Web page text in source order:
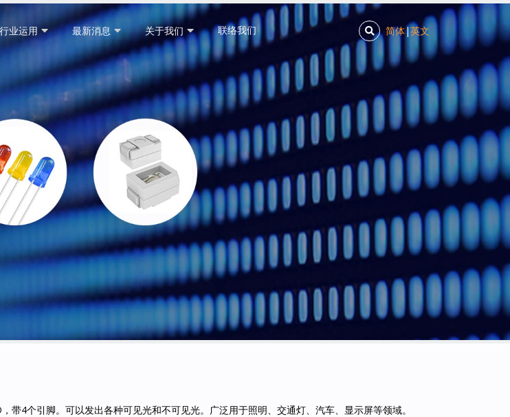
行业运用 最新消息 关于我们 联络我们 简体|英文
带4个引脚。可以发出各种可见光和不可见光。广泛用于照明、交通灯、汽车、显示屏等领域。